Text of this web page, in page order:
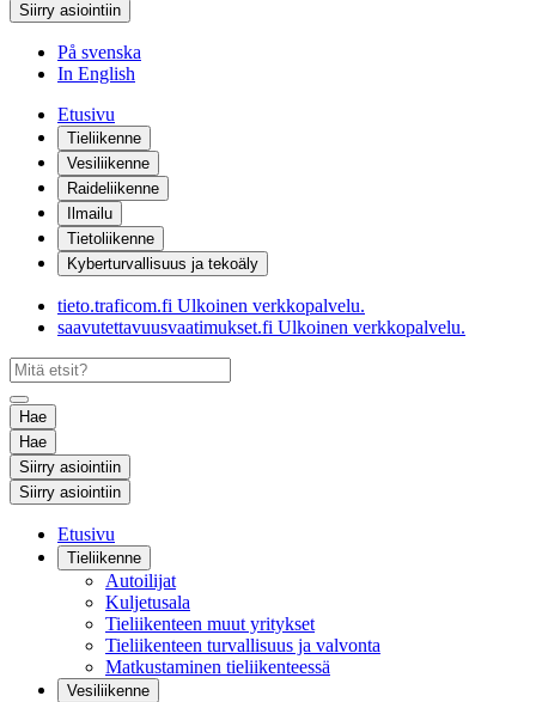
Siirry asiointiin
På svenska
In English
Etusivu
Tieliikenne
Vesiliikenne
Raideliikenne
Ilmailu
Tietoliikenne
Kyberturvallisuus ja tekoäly
tieto.traficom.fi Ulkoinen verkkopalvelu.
saavutettavuusvaatimukset.fi Ulkoinen verkkopalvelu.
Hae
Hae
Siirry asiointiin
Siirry asiointiin
Etusivu
Tieliikenne
Autoilijat
Kuljetusala
Tieliikenteen muut yritykset
Tieliikenteen turvallisuus ja valvonta
Matkustaminen tieliikenteessä
Vesiliikenne